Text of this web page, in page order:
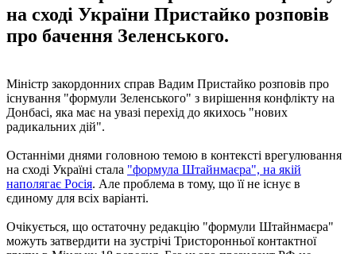
на сході України Пристайко розповів
про бачення Зеленського.
Міністр закордонних справ Вадим Пристайко розповів про
існування "формули Зеленського" з вирішення конфлікту на
Донбасі, яка має на увазі перехід до якихось "нових
радикальних дій".
Останніми днями головною темою в контексті врегулювання
на сході Україні стала "формула Штайнмаєра", на якій
наполягає Росія. Але проблема в тому, що її не існує в
єдиному для всіх варіанті.
Очікується, що остаточну редакцію "формули Штайнмаєра"
можуть затвердити на зустрічі Тристоронньої контактної